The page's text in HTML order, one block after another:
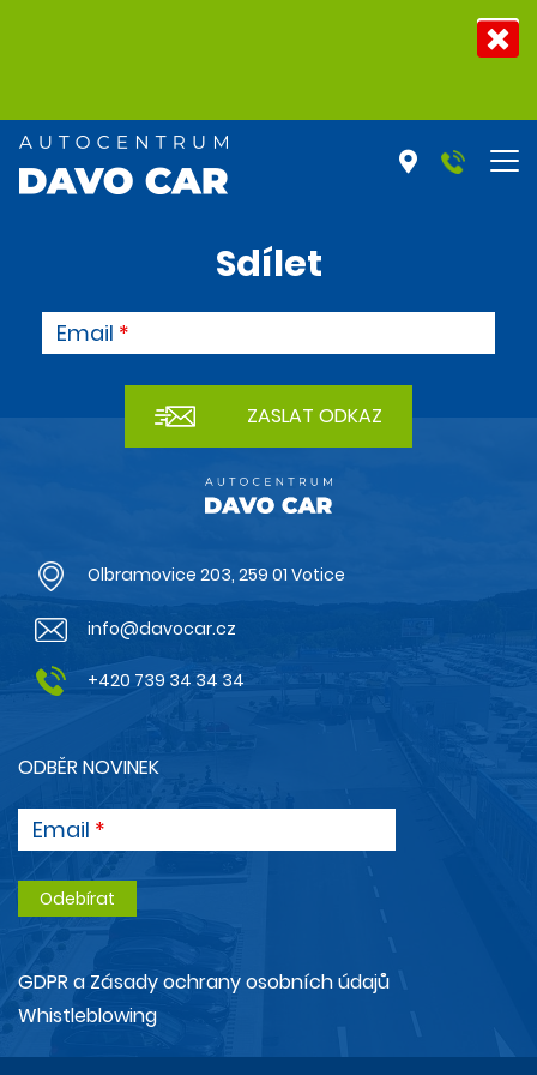
Sdílet
Email
Olbramovice 203, 259 01 Votice
info@davocar.cz
+420 739 34 34 34
ODBĚR NOVINEK
Email
GDPR a Zásady ochrany osobních údajů
Whistleblowing